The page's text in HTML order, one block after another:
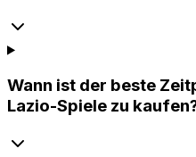
Wann ist der beste
Lazio-Spiele zu